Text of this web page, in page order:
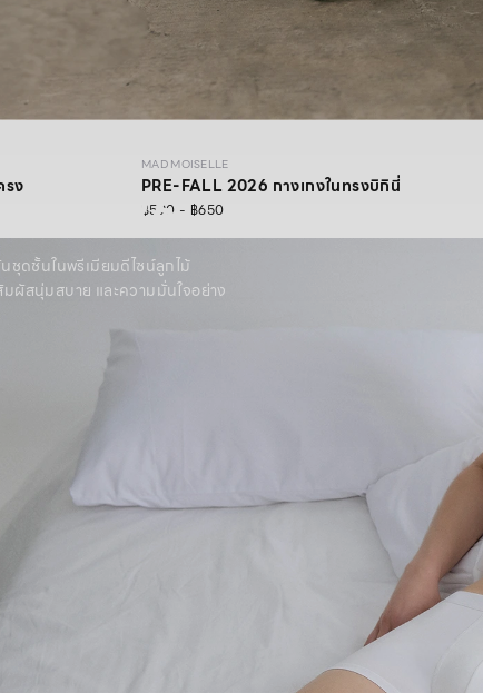
26
ดชั้นในพรีเมียมดีไซน์ลูกไม้
ผัสนุ่มสบาย และความมั่นใจอย่าง
รง
MAD MOISELLE
PRE-FALL 2026 กางเกงในทรงบิกินี่
฿590 - ฿650